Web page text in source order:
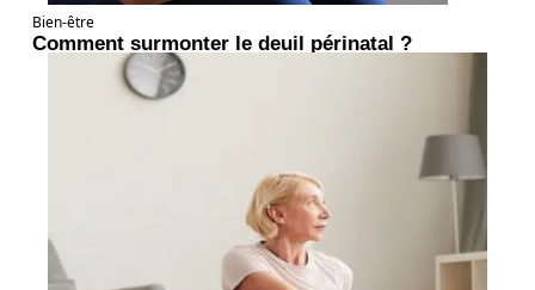
Bien-être
Comment surmonter le deuil périnatal ?